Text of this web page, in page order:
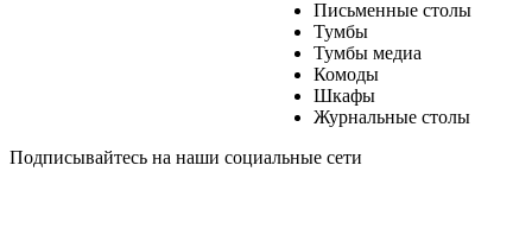
Письменные столы
Тумбы
Тумбы медиа
Комоды
Шкафы
Журнальные столы
Подписывайтесь на наши социальные сети